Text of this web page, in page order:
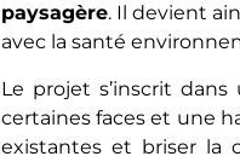
paysagère. Il devient
avec la santé
Le projet s’inscrit
certaines faces et une
existantes et briser la